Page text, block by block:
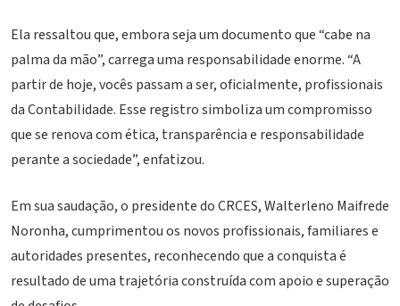
Ela ressaltou que, embora seja um documento que “cabe na
palma da mão”, carrega uma responsabilidade enorme. “A
partir de hoje, vocês passam a ser, oficialmente, profissionais
da Contabilidade. Esse registro simboliza um compromisso
que se renova com ética, transparência e responsabilidade
perante a sociedade”, enfatizou.
Em sua saudação, o presidente do CRCES, Walterleno Maifrede
Noronha, cumprimentou os novos profissionais, familiares e
autoridades presentes, reconhecendo que a conquista é
resultado de uma trajetória construída com apoio e superação